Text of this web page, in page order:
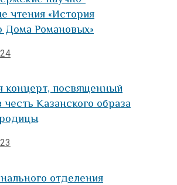
чтения «История
Дома Романовых»
концерт, посвященный
Казанского образа
отделения